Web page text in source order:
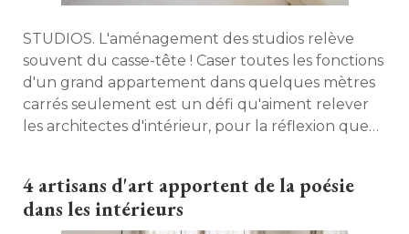
STUDIOS. L'aménagement des studios relève
souvent du casse-tête ! Caser toutes les fonctions
d'un grand appartement dans quelques mètres
carrés seulement est un défi qu'aiment relever
les architectes d'intérieur, pour la réflexion que
4 artisans d'art apportent de la poésie
dans les intérieurs